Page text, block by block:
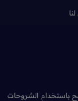
باستخدام الشروحات